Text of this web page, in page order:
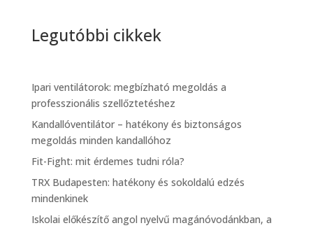
Legutóbbi cikkek
Ipari ventilátorok: megbízható megoldás a
professzionális szellőztetéshez
Kandallóventilátor – hatékony és biztonságos
megoldás minden kandallóhoz
Fit-Fight: mit érdemes tudni róla?
TRX Budapesten: hatékony és sokoldalú edzés
mindenkinek
Iskolai előkészítő angol nyelvű magánóvodánkban, a